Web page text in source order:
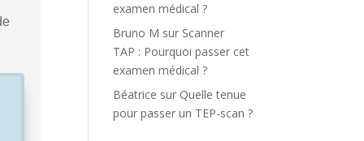
examen médical ?
Bruno M sur Scanner
TAP : Pourquoi passer cet
examen médical ?
Béatrice sur Quelle tenue
pour passer un TEP-scan ?